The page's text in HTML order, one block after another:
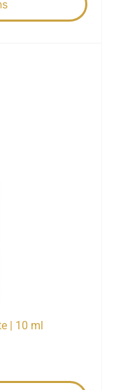
| 10 ml